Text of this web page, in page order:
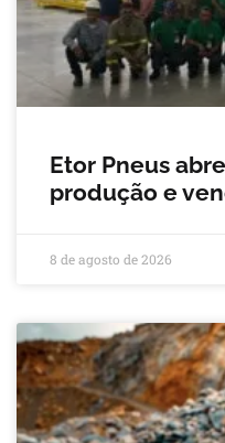
Etor Pneus
produção e
8 de agosto de 2026